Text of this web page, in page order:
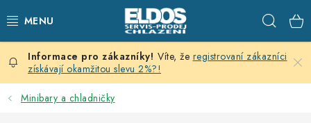
na
PRODEJNÍ CHLAZENÍ
SKLADOVACÍ CHLAZENÍ
Víte, že registrovaní zákazníci
získávají okamžitou slevu 2%?!
Minibary a chladničky